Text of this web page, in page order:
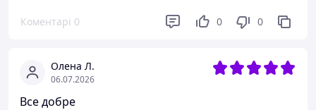
Коментарі 0 0 0
Олена Л.
06.07.2026
Все добре